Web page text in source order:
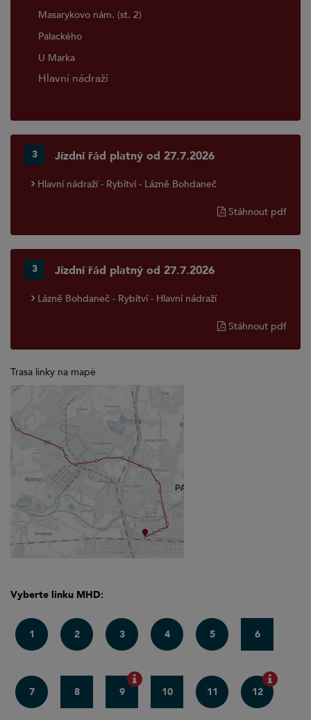
Masarykovo nám. (st. 2)
Palackého
U Marka
Hlavní nádraží
3 Jízdní řád platný od 27.7.2026
Hlavní nádraží - Rybitví - Lázně Bohdaneč
Stáhnout pdf
3 Jízdní řád platný od 27.7.2026
Lázně Bohdaneč - Rybitví - Hlavní nádraží
Stáhnout pdf
Trasa linky na mapě
Vyberte linku MHD:
1 2 3 4 5 6
7 8 9 10 11 12